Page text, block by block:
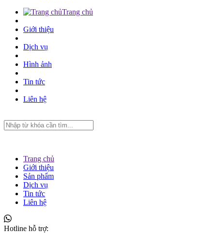
Trang chủ
Giới thiệu
Dịch vụ
Hình ảnh
Tin tức
Liên hệ
Trang chủ
Giới thiệu
Sản phẩm
Dịch vụ
Tin tức
Liên hệ
Hotline hỗ trợ: